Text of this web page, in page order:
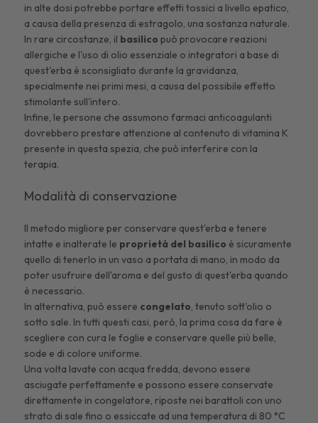
in alte dosi potrebbe portare effetti tossici a livello epatico,
a causa della presenza di estragolo, una sostanza naturale.
In rare circostanze, il basilico può provocare reazioni
allergiche e l'uso di olio essenziale o integratori a base di
quest'erba è sconsigliato durante la gravidanza,
specialmente nei primi mesi, a causa del possibile effetto
stimolante sull'intero.
Infine, le persone che assumono farmaci anticoagulanti
dovrebbero prestare attenzione al contenuto di vitamina K
presente in questa spezia, che può interferire con la
terapia.
Modalità di conservazione
Il metodo migliore per conservare quest'erba e tenere
intatte e inalterate le proprietà del basilico è sicuramente
quello di tenerlo in un vaso a portata di mano, in modo da
poter usufruire dell'aroma e del gusto di quest'erba quando
è necessario.
In alternativa, può essere congelato, tenuto sott'olio o
sotto sale. In tutti questi casi, però, la prima cosa da fare è
scegliere con cura le foglie e conservare quelle più belle,
sode e di colore uniforme.
Una volta lavate con acqua fredda, devono essere
asciugate perfettamente e possono essere conservate
direttamente in congelatore, riposte nei barattoli con uno
strato di sale fino o essiccate ad una temperatura di 80 °C